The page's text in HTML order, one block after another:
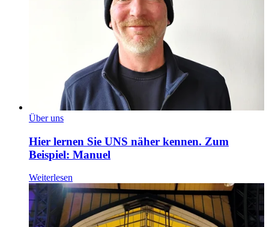
Über uns
Hier lernen Sie UNS näher kennen. Zum
Beispiel: Manuel
Weiterlesen